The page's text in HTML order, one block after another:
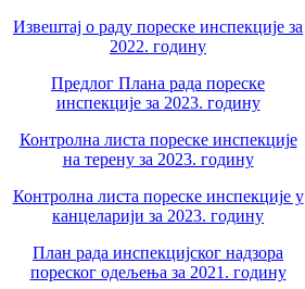
Извештај о раду пореске инспекције за
2022. годину
Предлог Плана рада пореске
инспекције за 2023. годину
Контролна листа пореске инспекције
на терену за 2023. годину
Контролна листа пореске инспекције у
канцеларији за 2023. годину
План рада инспекцијског надзора
пореског одељења за 2021. годину